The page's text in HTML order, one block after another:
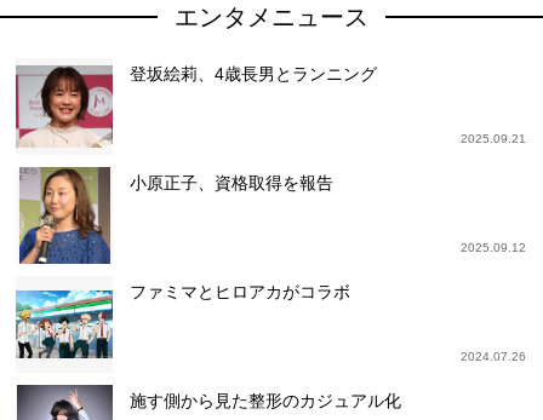
エンタメニュース
登坂絵莉、4歳長男とランニング
2025.09.21
小原正子、資格取得を報告
2025.09.12
ファミマとヒロアカがコラボ
2024.07.26
施す側から見た整形のカジュアル化